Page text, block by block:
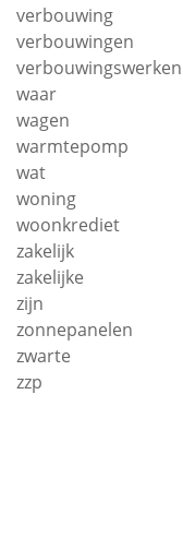
verbouwing
verbouwingen
verbouwingswerken
waar
wagen
warmtepomp
wat
woning
woonkrediet
zakelijk
zakelijke
zijn
zonnepanelen
zwarte
zzp